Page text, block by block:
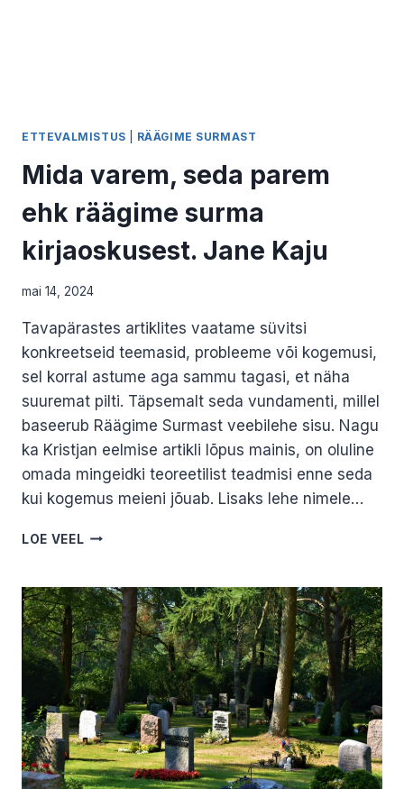
ETTEVALMISTUS RÄÄGIME SURMAST
Mida varem, seda parem
ehk räägime surma
kirjaoskusest. Jane Kaju
mai 14, 2024
Tavapärastes artiklites vaatame süvitsi
konkreetseid teemasid, probleeme või kogemusi,
sel korral astume aga sammu tagasi, et näha
suuremat pilti. Täpsemalt seda vundamenti, millel
baseerub Räägime Surmast veebilehe sisu. Nagu
ka Kristjan eelmise artikli lõpus mainis, on oluline
omada mingeidki teoreetilist teadmisi enne seda
kui kogemus meieni jõuab. Lisaks lehe nimele…
LOE VEEL MIDA
PAREM
EHK
RÄÄGIME
SURMA
KIRJAOSKUSEST.
JANE
KAJU